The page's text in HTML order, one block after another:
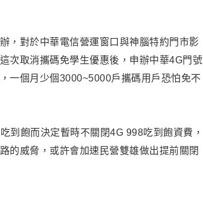
，對於中華電信營運窗口與神腦特約門市影
次取消攜碼免學生優惠後，申辦中華4G門號
一個月少個3000~5000戶攜碼用戶恐怕免不
到飽而決定暫時不關閉4G 998吃到飽資費，
的威脅，或許會加速民營雙雄做出提前關閉